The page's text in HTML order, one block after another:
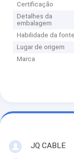
Certificação
Detalhes da
embalagem
Habilidade da fonte
Lugar de origem
Marca
JQ CABLE